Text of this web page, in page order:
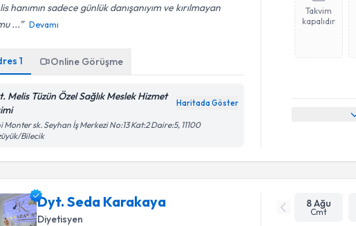
hanımın sadece günlük danışanıyım ve kırılmayan
...
Devamı
1 Online Görüşme
Melis Tüzün Özel Sağlık Meslek Hizmet
Haritada Göster
Monter sk. Seyhan İş Merkezi No:13 Kat:2 Daire:5, 11100
Bilecik
Takvim
kapalıdır
Dyt. Seda Karakaya
Diyetisyen
8 Ağu
Cmt